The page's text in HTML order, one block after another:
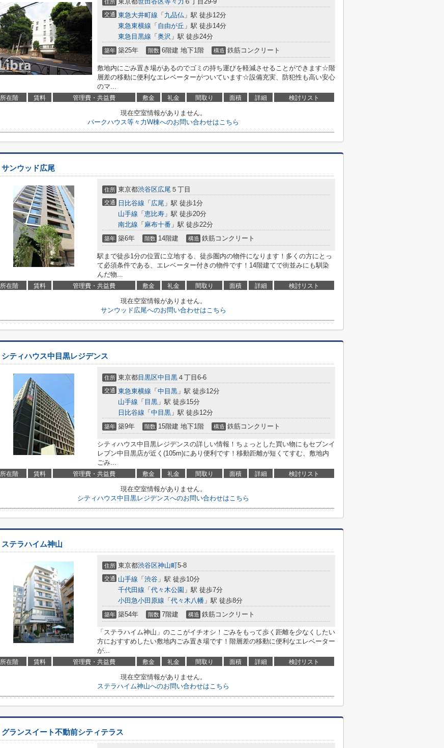
住所
交通 東急大井町線 「 九品仏 」駅 徒歩12分
東急東横線 「 自由が丘 」駅 徒歩14分
東急目黒線 「 奥沢 」駅 徒歩24分
築年 築25年 階数 6階建 地下1階 構造 鉄筋コンクリート
敷地内にごみ置き場があるのでゴミの持ち運びを軽減させることができます☆階
層差の移動に便利なエレベーターがついています☆設備充実、防犯性も高い安心
のマ...
所在階 賃料 管理費・共益費 敷金 礼金 間取り 面積 詳細 検討リスト
現在空室情報がありません。
パークハウス等々力W棟へのお問い合わせはこちら
サンウッド広尾
住所 東京都渋谷区広尾 ５丁目
交通 日比谷線 「 広尾 」駅 徒歩1分
山手線 「 恵比寿 」駅 徒歩20分
南北線 「 麻布十番 」駅 徒歩22分
築年 築6年 階数 14階建 構造 鉄筋コンクリート
駅まで徒歩1分の位置に立地する、徒歩圏内の物件になります！多くの方にとっ
て必須条件である、エレベーター付きの物件です！14階建てで街並みにも馴染
んだ物...
所在階 賃料 管理費・共益費 敷金 礼金 間取り 面積 詳細 検討リスト
現在空室情報がありません。
サンウッド広尾へのお問い合わせはこちら
シティハウス中目黒レジデンス
住所 東京都目黒区中目黒 ４丁目6-6
交通 東急東横線 「 中目黒 」駅 徒歩12分
山手線 「 目黒 」駅 徒歩15分
日比谷線 「 中目黒 」駅 徒歩12分
築年 築9年 階数 15階建 地下1階 構造 鉄筋コンクリート
シティハウス中目黒レジデンスの詳しい情報！ちょっとした買い物にもセブンイ
レブン中目黒店が近く(105m)にあり便利です！移動距離が短くてすむ、敷地内
ごみ...
所在階 賃料 管理費・共益費 敷金 礼金 間取り 面積 詳細 検討リスト
現在空室情報がありません。
シティハウス中目黒レジデンスへのお問い合わせはこちら
ステラハイム神山
住所 東京都渋谷区神山町5-8
交通 山手線 「 渋谷 」駅 徒歩10分
千代田線 「 代々木公園 」駅 徒歩7分
小田急小田原線 「 代々木八幡 」駅 徒歩8分
築年 築54年 階数 7階建 構造 鉄筋コンクリート
「ステラハイム神山」のここがイチオシ！ごみをもって歩く距離を少なくしたい
方におすすめしたい敷地内ごみ置き場です！階層差の移動に便利なエレベーター
が...
所在階 賃料 管理費・共益費 敷金 礼金 間取り 面積 詳細 検討リスト
現在空室情報がありません。
ステラハイム神山へのお問い合わせはこちら
グランスイート不動前シティテラス